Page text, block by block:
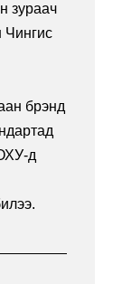
зураач
Чингис
брэнд
д